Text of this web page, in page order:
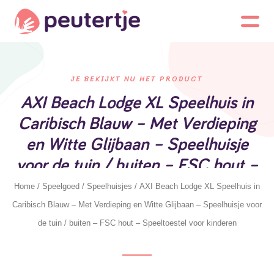
JE BEKIJKT NU HET PRODUCT
AXI Beach Lodge XL Speelhuis in
Caribisch Blauw – Met Verdieping
en Witte Glijbaan – Speelhuisje
voor de tuin / buiten – FSC hout –
Speeltoestel voor kinderen
Home / Speelgoed / Speelhuisjes / AXI Beach Lodge XL Speelhuis in
Caribisch Blauw – Met Verdieping en Witte Glijbaan – Speelhuisje voor
de tuin / buiten – FSC hout – Speeltoestel voor kinderen